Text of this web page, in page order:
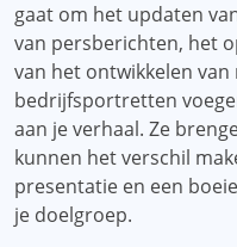
gaat om het updaten
van persberichten, het
van het ontwikkelen
bedrijfsportretten
aan je verhaal. Ze
kunnen het verschil
presentatie en een
je doelgroep.